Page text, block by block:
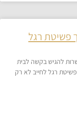
פשיטת רגל
להגיש בקשה לבית
רגל לחייב לא רק